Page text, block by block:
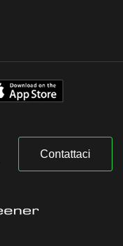
Contattaci